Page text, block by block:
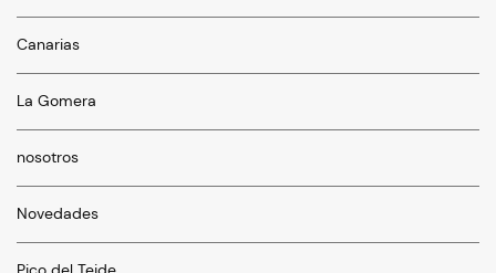
Canarias
La Gomera
nosotros
Novedades